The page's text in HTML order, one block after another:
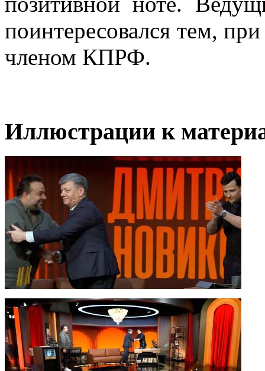
поинтересовался тем,
членом КПРФ.
Иллюстрации к